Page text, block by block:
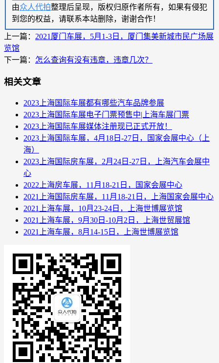
由众人代拍整理后呈现，版权归原作者所有，如果有侵犯
到您的权益，请联系本站删除，谢谢合作！
上一篇： 2021厦门车展，5月1-3日，厦门集美新城市民广场展
览馆
下一篇： 怎么查询有没有违章，违章几次？
相关文章
2023上海国际车展都有哪些汽车品牌参展
2023上海国际车展电子门票预售中|上海车展门票
2023上海国际车展媒体注册现已正式开放！
2023上海国际车展，4月18日-27日，国家会展中心（上
海）
2023上海国际房车展，2月24日-27日，上海汽车会展中
心
2022上海房车展，11月18-21日，国家会展中心
2021上海国际房车展，11月18-21日，上海国家会展中心
2021上海车展，10月23-24日，上海世博展览馆
2021上海车展，9月30日-10月2日，上海世贸展馆
2021上海车展，8月14-15日，上海世博展览馆